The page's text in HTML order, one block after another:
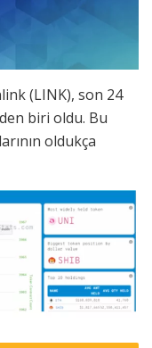
(LINK), son 24
biri oldu. Bu
oldukça